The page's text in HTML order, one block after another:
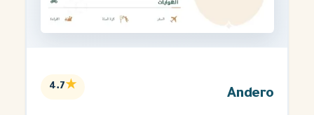
Andero
★
4.7